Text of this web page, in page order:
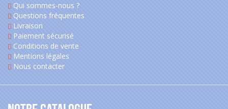
Qui sommes-nous ?
Questions fréquentes
Livraison
Paiement sécurisé
Conditions de vente
Mentions légales
Nous contacter